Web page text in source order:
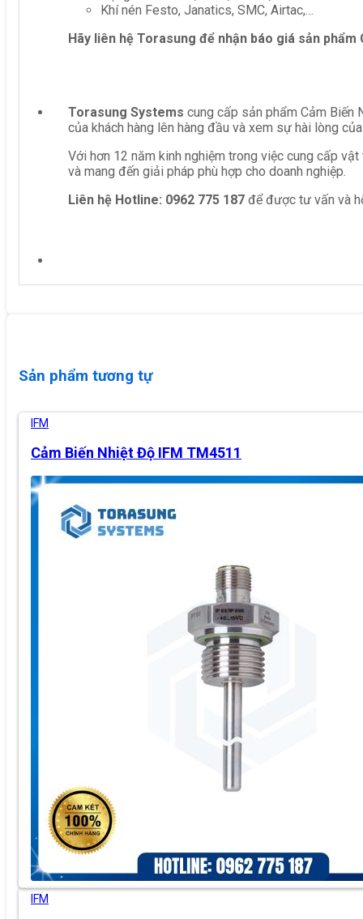
Khí nén Festo, Janatics, SMC, Airtac,…
Hãy liên hệ Torasung để nhận báo giá sản phẩm
Torasung Systems cung cấp sản phẩm Cảm Biến
của khách hàng lên hàng đầu và xem sự hài lòng
Với hơn 12 năm kinh nghiệm trong việc cung cấp
và mang đến giải pháp phù hợp cho doanh nghiệp.
Liên hệ Hotline: 0962 775 187 để được tư vấn và
Sản phẩm tương tự
IFM
Cảm Biến Nhiệt Độ IFM TM4511
IFM